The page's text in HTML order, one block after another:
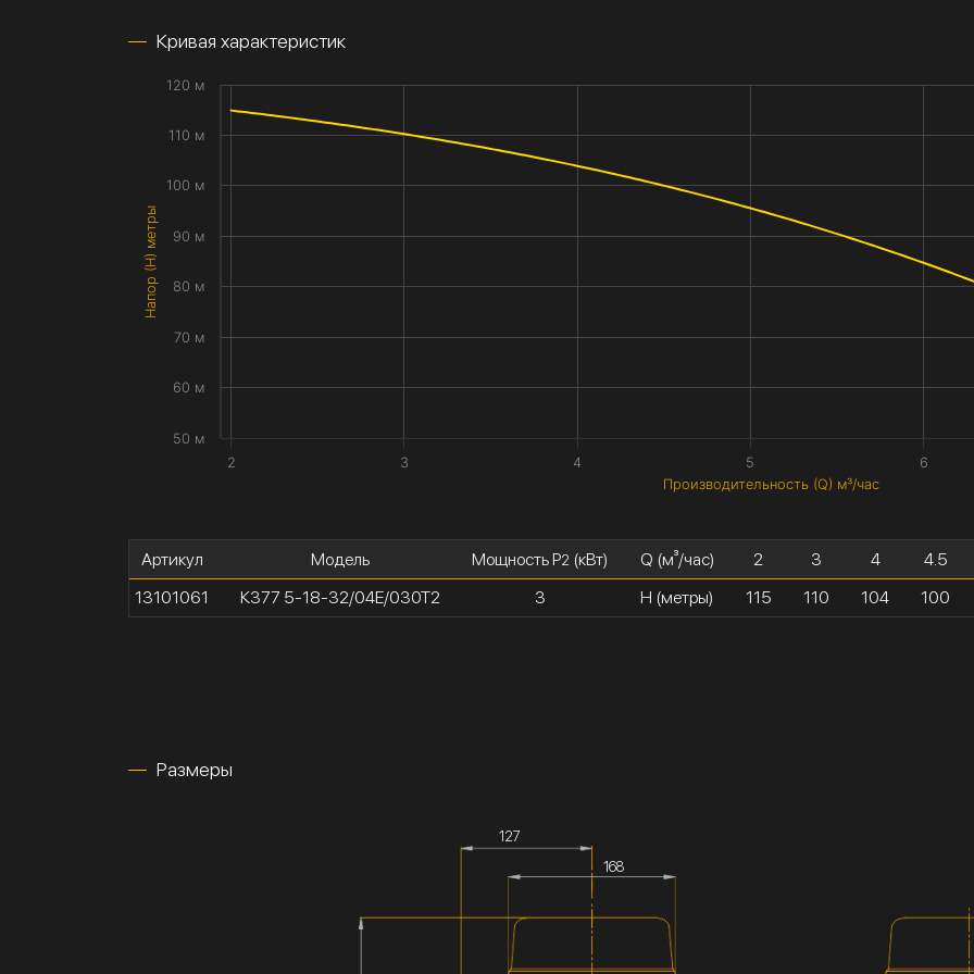
Кривая характеристик
Производительность (Q) м³/час
Напор (H) метры
2 3 4 5 6
50 м
60 м
70 м
80 м
90 м
100 м
110 м
120 м
Артикул
13101061
Модель
К377 5-18-32/04Е/030Т2
Мощность P2 (кВт)
3
Q (м³/час)
H (метры)
2
115
3
110
4
104
4.5
100
Размеры
127
168